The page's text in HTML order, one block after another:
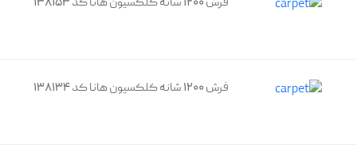
فرش 1200 شانه کلکسیون هانا کد 138134